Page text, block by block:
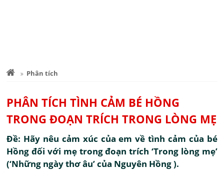
Phân tích
PHÂN TÍCH TÌNH CẢM BÉ HỒNG
TRONG ĐOẠN TRÍCH TRONG LÒNG MẸ
Đề: Hãy nêu cảm xúc của em về tình cảm của bé
Hồng đối với mẹ trong đoạn trích ‘Trong lòng mẹ’
(‘Những ngày thơ âu’ của Nguyên Hồng ).